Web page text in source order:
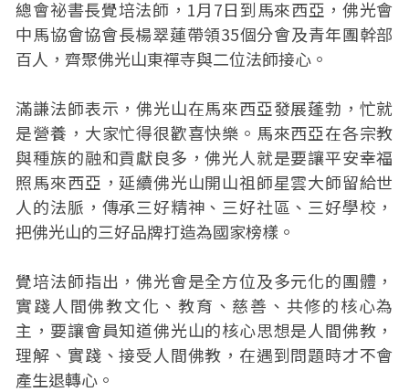
總會祕書長覺培法師，1月7日到馬來西亞，佛光會
中馬協會協會長楊翠蓮帶領35個分會及青年團幹部
百人，齊聚佛光山東禪寺與二位法師接心。
滿謙法師表示，佛光山在馬來西亞發展蓬勃，忙就
是營養，大家忙得很歡喜快樂。馬來西亞在各宗教
與種族的融和貢獻良多，佛光人就是要讓平安幸福
照馬來西亞，延續佛光山開山祖師星雲大師留給世
人的法脈，傳承三好精神、三好社區、三好學校，
把佛光山的三好品牌打造為國家榜樣。
覺培法師指出，佛光會是全方位及多元化的團體，
實踐人間佛教文化、教育、慈善、共修的核心為
主，要讓會員知道佛光山的核心思想是人間佛教，
理解、實踐、接受人間佛教，在遇到問題時才不會
產生退轉心。